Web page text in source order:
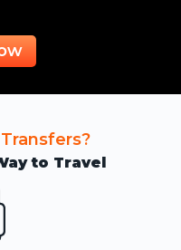
to Travel